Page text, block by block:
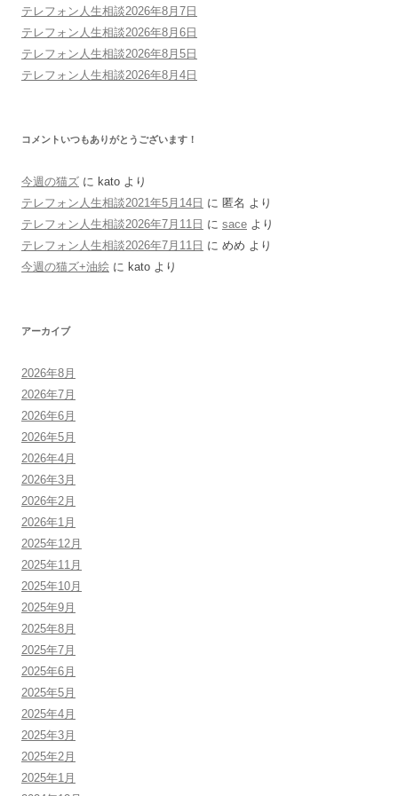
テレフォン人生相談2026年8月7日
テレフォン人生相談2026年8月6日
テレフォン人生相談2026年8月5日
テレフォン人生相談2026年8月4日
コメントいつもありがとうございます！
今週の猫ズ に kato より
テレフォン人生相談2021年5月14日 に 匿名 より
テレフォン人生相談2026年7月11日 に sace より
テレフォン人生相談2026年7月11日 に めめ より
今週の猫ズ+油絵 に kato より
アーカイブ
2026年8月
2026年7月
2026年6月
2026年5月
2026年4月
2026年3月
2026年2月
2026年1月
2025年12月
2025年11月
2025年10月
2025年9月
2025年8月
2025年7月
2025年6月
2025年5月
2025年4月
2025年3月
2025年2月
2025年1月